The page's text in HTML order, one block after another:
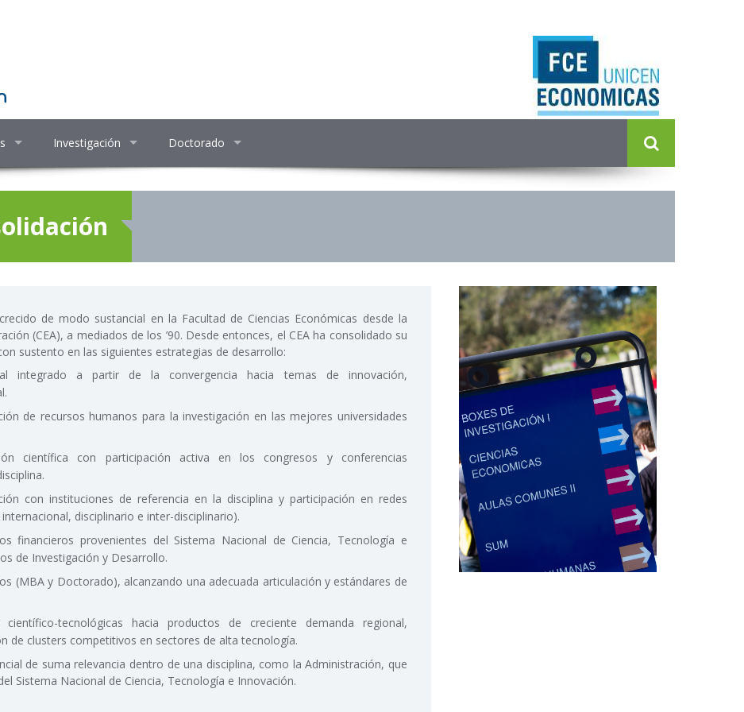
Investigación Doctorado
de modo sustancial en la Facultad de Ciencias Económicas desde la
(CEA), a mediados de los ’90. Desde entonces, el CEA ha consolidado su
sustento en las siguientes estrategias de desarrollo:
integrado a partir de la convergencia hacia temas de innovación,
de recursos humanos para la investigación en las mejores universidades
científica con participación activa en los congresos y conferencias
con instituciones de referencia en la disciplina y participación en redes
disciplinario e inter-disciplinario).
financieros provenientes del Sistema Nacional de Ciencia, Tecnología e
de Investigación y Desarrollo.
(MBA y Doctorado), alcanzando una adecuada articulación y estándares de
tecnológicas hacia productos de creciente demanda regional,
de clusters competitivos en sectores de alta tecnología.
de suma relevancia dentro de una disciplina, como la Administración, que
Sistema Nacional de Ciencia, Tecnología e Innovación.